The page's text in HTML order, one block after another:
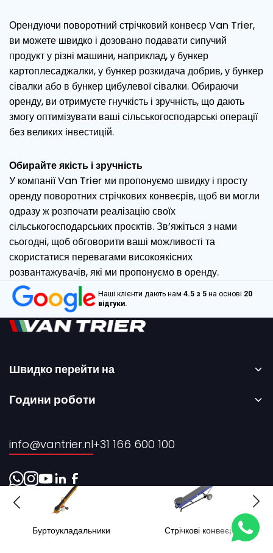
Орендуючи поворотний стрічковий конвеєр Van Trier,
ви можете швидко і дозовано подавати сипучий
продукт у різні машини, наприклад, у бункер
картоплесаджалки, у бункер розкидача добрив, у бункер
сівалки або в бункер цибулевої сівалки. Обираючи
оренду, ви отримуєте гнучкість і зручність, що дають
змогу оптимізувати ваші сільськогосподарські операції
без великих інвестицій.
Обирайте якість і зручність
У компанії Van Trier ми пропонуємо швидку і просту
оренду поворотних стрічкових конвеєрів, щоб ви могли
одразу ж розпочати реалізацію своїх
сільськогосподарських проєктів. Зв’яжіться з нами
сьогодні, щоб обговорити ваші можливості та
скористатися перевагами високоякісних
розвантажувачів, які ми пропонуємо в оренду.
Наші клієнти дають нам 4.5 з 5 на основі 20
відгуки.
Швидко перейти на
Головна сторінка
Продаж
Про нас
Контакти
Години роботи
info@vantrier.nl+31 166 600 100
Буртоукладальники Стрічкові конвеєри